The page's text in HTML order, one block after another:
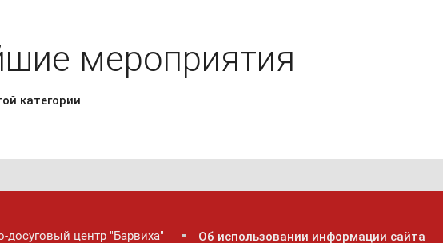
мероприятия
категории
досуговый центр "Барвиха" Об использовании информации сайта